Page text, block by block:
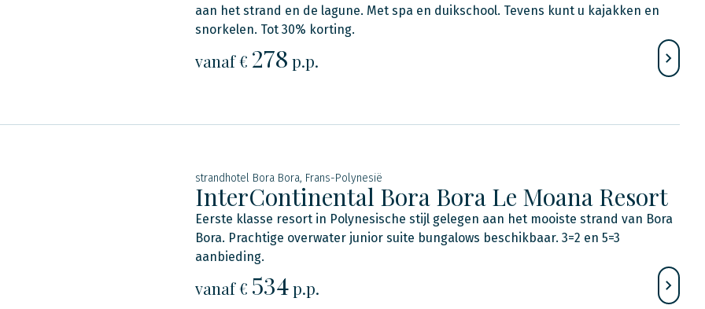
aan het strand en de lagune. Met spa en duikschool. Tevens kunt u kajakken en
snorkelen. Tot 30% korting.
vanaf € 278 p.p.
strandhotel Bora Bora, Frans-Polynesië
InterContinental Bora Bora Le Moana Resort
Eerste klasse resort in Polynesische stijl gelegen aan het mooiste strand van Bora
Bora. Prachtige overwater junior suite bungalows beschikbaar. 3=2 en 5=3
aanbieding.
vanaf € 534p.p.